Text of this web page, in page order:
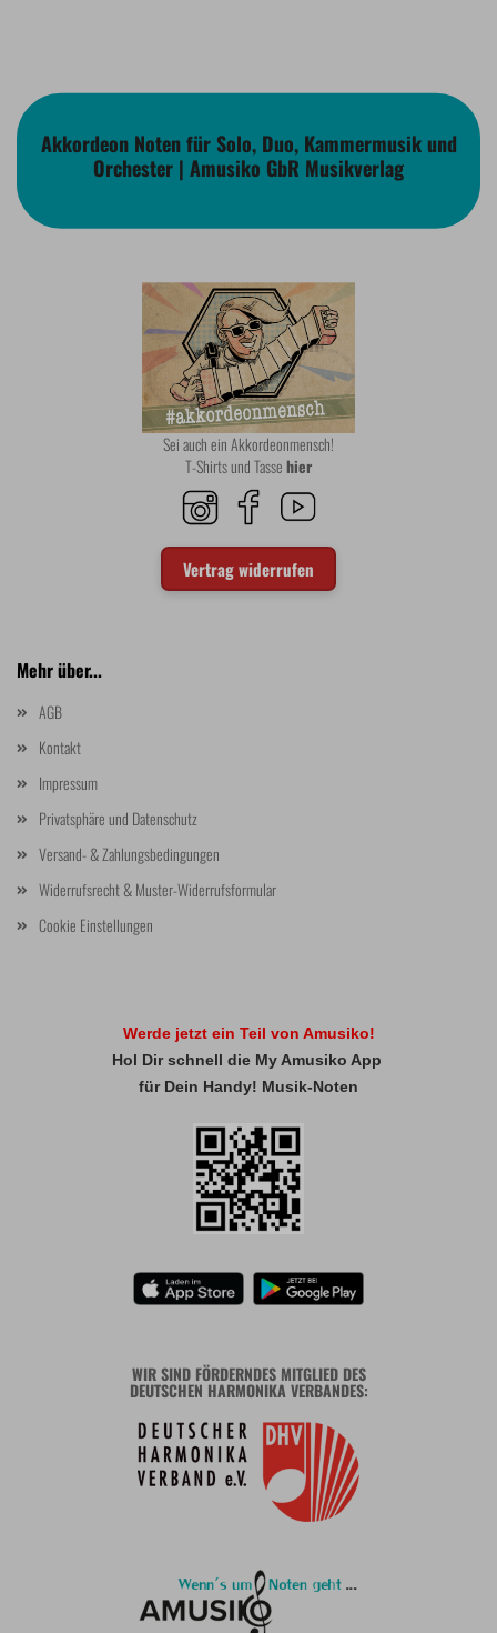
Akkordeon Noten für Solo, Duo, Kammermusik und
Orchester | Amusiko GbR Musikverlag
Sei auch ein Akkordeonmensch!
T-Shirts und Tassehier
Vertrag widerrufen
Mehr über...
AGB
Kontakt
Impressum
Privatsphäre und Datenschutz
Versand- & Zahlungsbedingungen
Widerrufsrecht & Muster-Widerrufsformular
Cookie Einstellungen
Werde jetzt ein Teil von Amusiko!
Hol Dir schnell die My Amusiko App
für Dein Handy! Musik-Noten
WIR SIND FÖRDERNDES MITGLIED DES
DEUTSCHEN HARMONIKA VERBANDES: